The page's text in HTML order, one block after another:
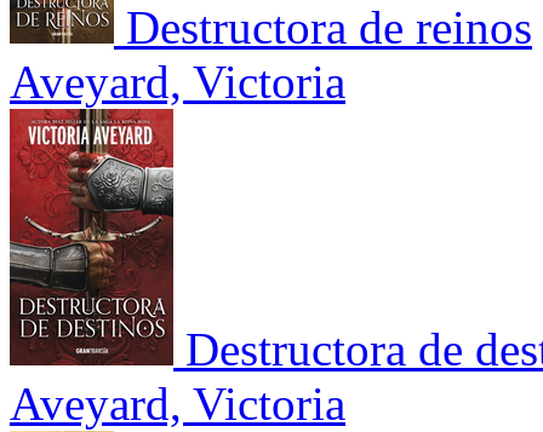
Destructora de reinos
Aveyard, Victoria
Destructora de
Aveyard, Victoria